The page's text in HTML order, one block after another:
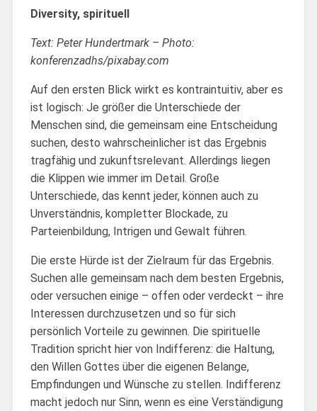
Diversity, spirituell
Text: Peter Hundertmark – Photo:
konferenzadhs/pixabay.com
Auf den ersten Blick wirkt es kontraintuitiv, aber es
ist logisch: Je größer die Unterschiede der
Menschen sind, die gemeinsam eine Entscheidung
suchen, desto wahrscheinlicher ist das Ergebnis
tragfähig und zukunftsrelevant. Allerdings liegen
die Klippen wie immer im Detail. Große
Unterschiede, das kennt jeder, können auch zu
Unverständnis, kompletter Blockade, zu
Parteienbildung, Intrigen und Gewalt führen.
Die erste Hürde ist der Zielraum für das Ergebnis.
Suchen alle gemeinsam nach dem besten Ergebnis,
oder versuchen einige – offen oder verdeckt – ihre
Interessen durchzusetzen und so für sich
persönlich Vorteile zu gewinnen. Die spirituelle
Tradition spricht hier von Indifferenz: die Haltung,
den Willen Gottes über die eigenen Belange,
Empfindungen und Wünsche zu stellen. Indifferenz
macht jedoch nur Sinn, wenn es eine Verständigung